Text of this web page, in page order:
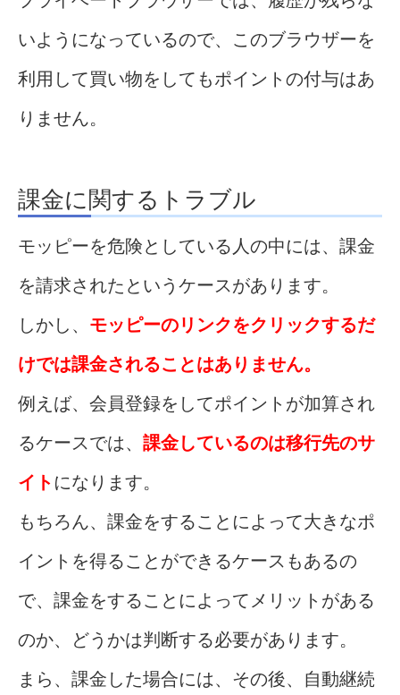
いようになっているので、このブラウザーを
利用して買い物をしてもポイントの付与はあ
りません。
課金に関するトラブル
モッピーを危険としている人の中には、課金
を請求されたというケースがあります。
しかし、 モッピーのリンクをクリックするだ
けでは課金されることはありません。
例えば、会員登録をしてポイントが加算され
るケースでは、 課金しているのは移行先のサ
イトになります。
もちろん、課金をすることによって大きなポ
イントを得ることができるケースもあるの
で、課金をすることによってメリットがある
のか、どうかは判断する必要があります。
まら、課金した場合には、その後、自動継続